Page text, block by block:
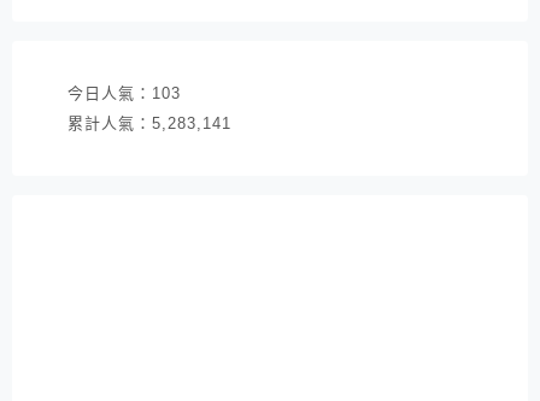
今日人氣： 103
累計人氣： 5,283,141